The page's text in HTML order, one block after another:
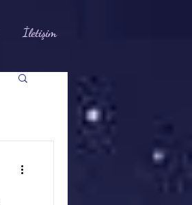
İletişim